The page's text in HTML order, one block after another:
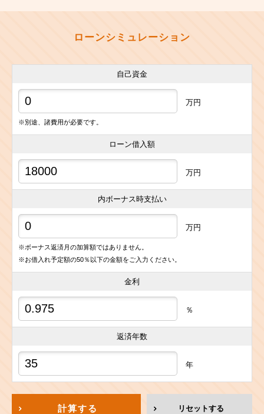
ローンシミュレーション
自己資金
万円
※別途、諸費用が必要です。
ローン借入額
万円
内ボーナス時支払い
万円
※ボーナス返済月の加算額ではありません。
※お借入れ予定額の50％以下の金額をご入力ください。
金利
％
返済年数
年
計算する リセットする